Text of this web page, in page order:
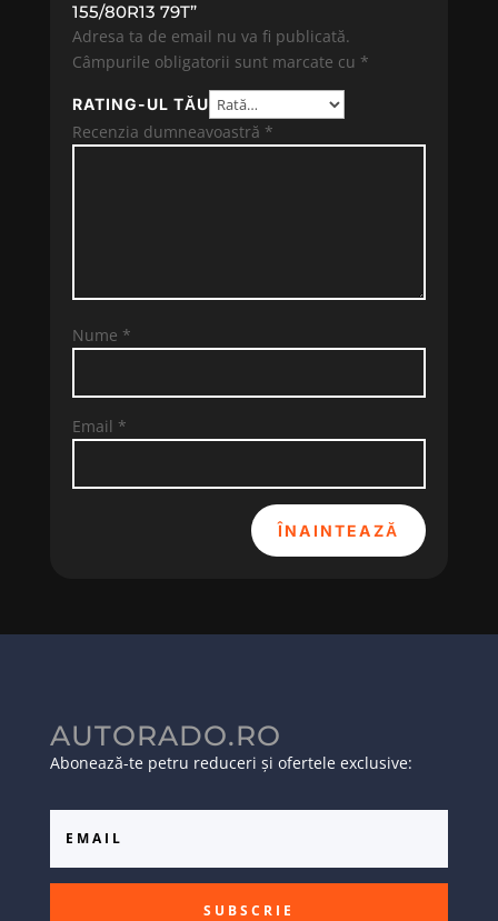
155/80R13 79T”
Adresa ta de email nu va fi publicată.
Câmpurile obligatorii sunt marcate cu *
RATING-UL TĂU
Recenzia dumneavoastră *
Nume *
Email *
ÎNAINTEAZĂ
AUTORADO.RO
Abonează-te petru reduceri și ofertele exclusive:
SUBSCRIE